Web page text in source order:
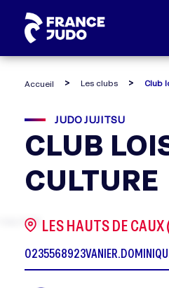
Accueil Les clubs
JUDO JUJITSU
CLUB
CULTURE
LES HAUTS DE
0235568923